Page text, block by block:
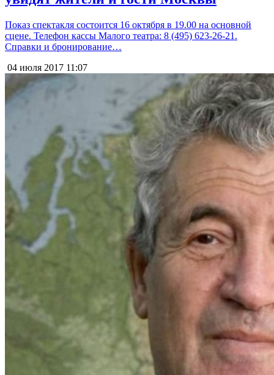
Показ спектакля состоится 16 октября в 19.00 на основной
сцене. Телефон кассы Малого театра: 8 (495) 623-26-21.
Справки и бронирование…
04 июля 2017 11:07